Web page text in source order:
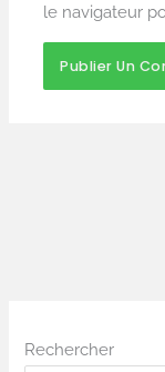
le navigateur
Rechercher